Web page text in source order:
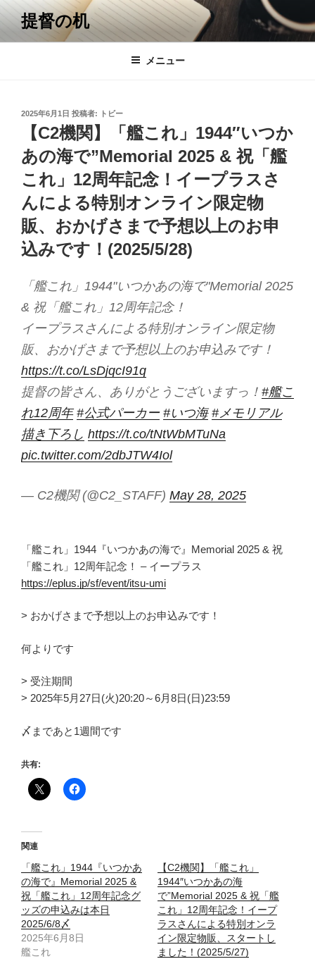
コ
テ
提督の机
メニュー
投
2025年6月1日 投稿者: トビー
【C2機関】「艦これ」1944″いつか
あの海で”Memorial 2025 & 祝「艦
これ」12周年記念！イープラスさ
んによる特別オンライン限定物
販、おかげさまで予想以上のお申
込みです！(2025/5/28)
「艦これ」1944"いつかあの海で"Memorial 2025
& 祝「艦これ」12周年記念！
イープラスさんによる特別オンライン限定物
販、おかげさまで予想以上のお申込みです！
https://t.co/LsDjqcI91q
提督の皆さん、ありがとうございますっ！ #艦こ
れ12周年 #公式パーカー #いつ海 #メモリアル
描き下ろし https://t.co/tNtWbMTuNa
pic.twitter.com/2dbJTW4Iol
— C2機関 (@C2_STAFF) May 28, 2025
「艦これ」1944『いつかあの海で』Memorial 2025 & 祝
「艦これ」12周年記念！ – イープラス
https://eplus.jp/sf/event/itsu-umi
> おかげさまで予想以上のお申込みです！
何よりです
> 受注期間
> 2025年5月27日(火)20:20～6月8日(日)23:59
〆まであと1週間です
共有:
関連
「艦これ」1944『いつかあ
の海で』Memorial 2025 &
祝「艦これ」12周年記念グ
ッズの申込みは本日
2025/6/8〆
2025年6月8日
艦これ
【C2機関】「艦これ」
1944″いつかあの海
で”Memorial 2025 & 祝「艦
これ」12周年記念！イープ
ラスさんによる特別オンラ
イン限定物販、スタートし
ました！(2025/5/27)